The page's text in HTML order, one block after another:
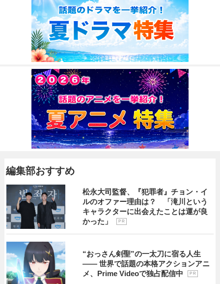
編集部おすすめ
松永大司監督、『犯罪者』チョン・イ
ルのオファー理由は？ 「滝川という
キャラクターに出会えたことは運が良
かった」
P R
“おっさん剣聖”の一太刀に宿る人生
―― 世界で話題の本格アクションアニ
メ、Prime Videoで独占配信中
P R